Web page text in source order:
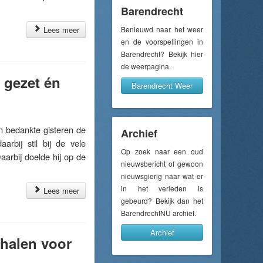
Lees meer
én
bedankte gisteren de
stil bij de vele
doelde hij op de
Lees meer
voor
Barendrecht
Benieuwd naar het weer
en de voorspellingen in
Barendrecht? Bekijk hier
de weerpagina.
Barendrecht Weer
Archief
Op zoek naar een oud
nieuwsbericht of gewoon
nieuwsgierig naar wat er
in het verleden is
gebeurd? Bekijk dan het
BarendrechtNU archief.
Archief